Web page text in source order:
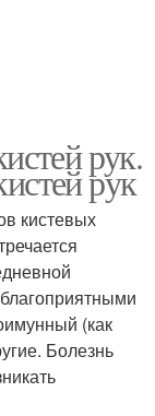
рук.
рук
кистевых
(как
Болезнь